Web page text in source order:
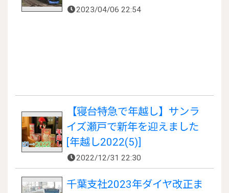
2023/04/06 22:54
【寝台特急で年越し】サンラ
イズ瀬戸で新年を迎えました
[年越し2022(5)]
2022/12/31 22:30
千葉支社2023年ダイヤ改正ま